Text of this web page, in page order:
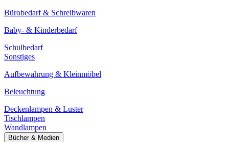
Bürobedarf & Schreibwaren
Baby- & Kinderbedarf
Schulbedarf
Sonstiges
Aufbewahrung & Kleinmöbel
Beleuchtung
Deckenlampen & Luster
Tischlampen
Wandlampen
Bücher & Medien